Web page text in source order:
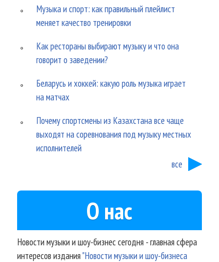
Музыка и спорт: как правильный плейлист
меняет качество тренировки
Как рестораны выбирают музыку и что она
говорит о заведении?
Беларусь и хоккей: какую роль музыка играет
на матчах
Почему спортсмены из Казахстана все чаще
выходят на соревнования под музыку местных
исполнителей
все
О нас
Новости музыки и шоу-бизнес сегодня - главная сфера
интересов издания"Новости музыки и шоу-бизнеса